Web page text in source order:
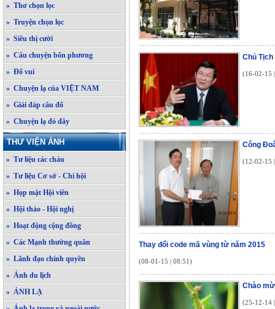
» Thơ chọn lọc
» Truyện chọn lọc
» Siêu thị cười
» Câu chuyện bốn phương
» Đố vui
» Chuyện lạ của VIỆT NAM
» Giải đáp câu đố
» Chuyện lạ đó đây
THƯ VIỆN ẢNH
» Tư liệu các cháu
» Tư liệu Cơ sở - Chi hội
» Họp mặt Hội viên
» Hội thảo - Hội nghị
» Hoạt động cộng đồng
» Các Mạnh thường quân
» Lãnh đạo chính quyền
» Ảnh du lịch
» ẢNH LẠ
Chủ
(16-02-15
Công
(12-02-15
Thay đổi code mã vùng từ năm 2015
(08-01-15 | 08:51)
Chào
(25-12-14